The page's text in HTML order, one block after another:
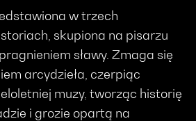
w trzech
skupiona na pisarzu
sławy. Zmaga się
arcydzieła, czerpiąc
muzy, tworząc historię
i grozie opartą na